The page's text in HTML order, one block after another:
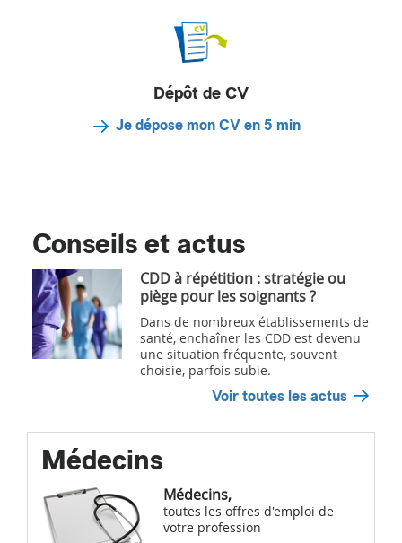
Dépôt de CV
Je dépose mon CV en 5 min
Conseils et actus
CDD à répétition : stratégie ou
piège pour les soignants ?
Dans de nombreux établissements de
santé, enchaîner les CDD est devenu
une situation fréquente, souvent
choisie, parfois subie.
Voir toutes les actus
Médecins
Médecins,
toutes les offres d'emploi de
votre profession